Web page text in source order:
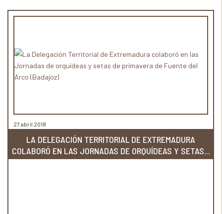
27 abril 2018
LA DELEGACIÓN TERRITORIAL DE EXTREMADURA
COLABORÓ EN LAS JORNADAS DE ORQUÍDEAS Y SETAS...